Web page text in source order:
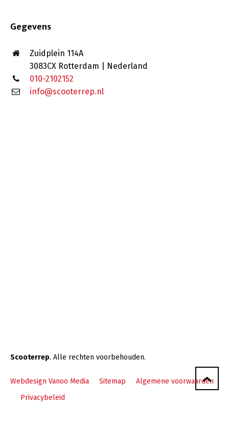
Gegevens
Zuidplein 114A
3083CX Rotterdam | Nederland
010-2102152
info@scooterrep.nl
Scooterrep. Alle rechten voorbehouden.
Webdesign Vanoo Media Sitemap
Algemene voorwaarden
Privacybeleid